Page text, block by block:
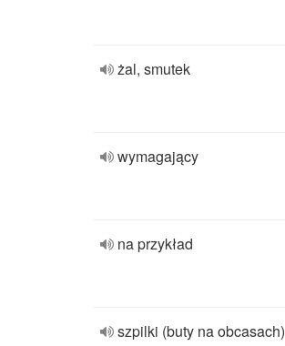
żal, smutek
wymagający
na przykład
szpilki (buty na obcasach)